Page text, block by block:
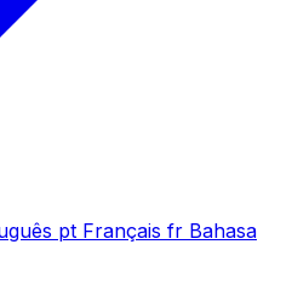
pt Français fr Bahasa